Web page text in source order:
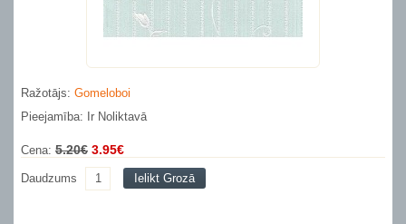
Ražotājs: Gomeloboi
Pieejamība: Ir Noliktavā
Cena: 5.20€ 3.95€
Daudzums Ielikt Grozā